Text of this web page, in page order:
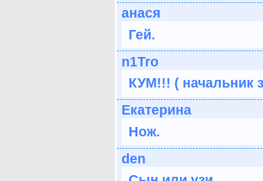
анася
Гей.
n1Tro
КУМ!!! ( начальник
Екатерина
Нож.
den